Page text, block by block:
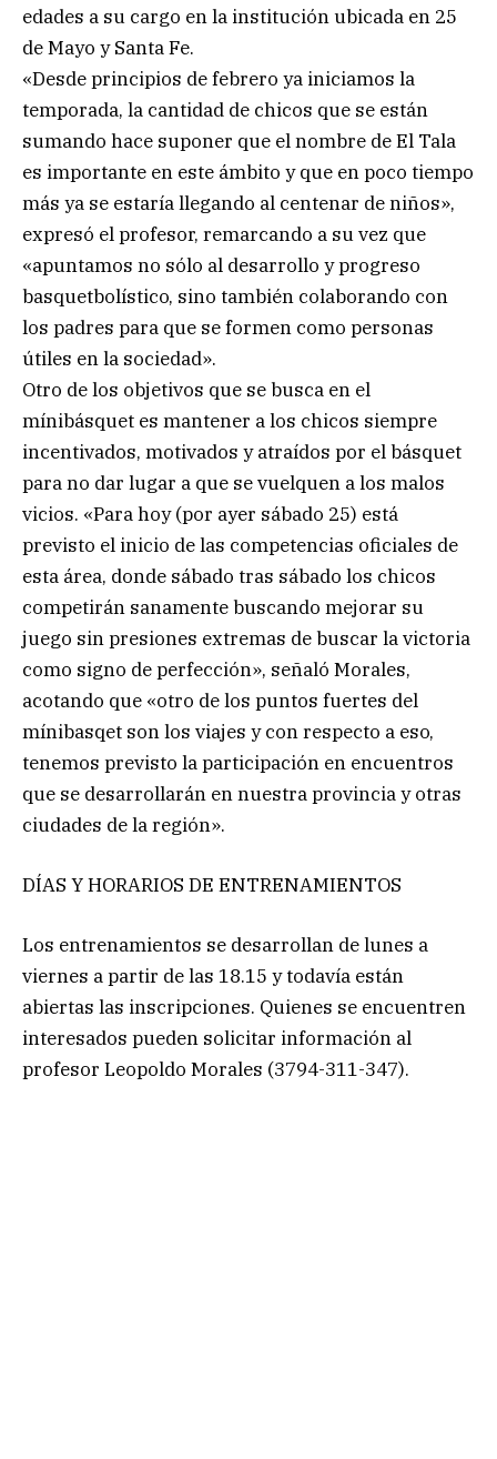
edades a su cargo en la institución ubicada en 25
de Mayo y Santa Fe.
«Desde principios de febrero ya iniciamos la
temporada, la cantidad de chicos que se están
sumando hace suponer que el nombre de El Tala
es importante en este ámbito y que en poco tiempo
más ya se estaría llegando al centenar de niños»,
expresó el profesor, remarcando a su vez que
«apuntamos no sólo al desarrollo y progreso
basquetbolístico, sino también colaborando con
los padres para que se formen como personas
útiles en la sociedad».
Otro de los objetivos que se busca en el
mínibásquet es mantener a los chicos siempre
incentivados, motivados y atraídos por el básquet
para no dar lugar a que se vuelquen a los malos
vicios. «Para hoy (por ayer sábado 25) está
previsto el inicio de las competencias oficiales de
esta área, donde sábado tras sábado los chicos
competirán sanamente buscando mejorar su
juego sin presiones extremas de buscar la victoria
como signo de perfección», señaló Morales,
acotando que «otro de los puntos fuertes del
mínibasqet son los viajes y con respecto a eso,
tenemos previsto la participación en encuentros
que se desarrollarán en nuestra provincia y otras
ciudades de la región».
DÍAS Y HORARIOS DE ENTRENAMIENTOS
Los entrenamientos se desarrollan de lunes a
viernes a partir de las 18.15 y todavía están
abiertas las inscripciones. Quienes se encuentren
interesados pueden solicitar información al
profesor Leopoldo Morales (3794-311-347).